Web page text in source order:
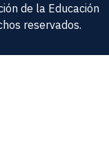
de la Educación
reservados.